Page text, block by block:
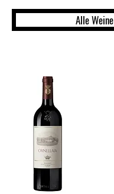
Alle Weine